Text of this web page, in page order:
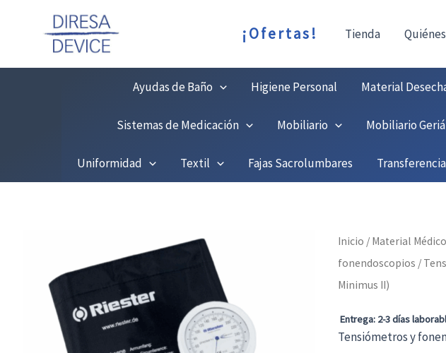
¡Ofertas! Tienda
Ayudas de Baño Higiene Personal Material
Sistemas de Medicación Mobiliario Mobiliario
Uniformidad Textil Fajas Sacrolumbares
Inicio / Material Médico
fonendoscopios /
Minimus II)
Entrega: 2-3 días
Tensiómetros y